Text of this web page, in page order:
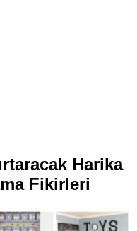
Harika
Fikirleri